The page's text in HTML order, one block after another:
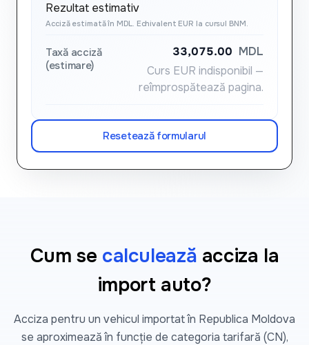
Rezultat estimativ
Acciză estimată în MDL. Echivalent EUR la cursul BNM.
Taxă acciză
(estimare)
33,075.00 MDL
Curs EUR indisponibil —
reîmprospătează pagina.
Resetează formularul
Cum se calculează acciza la
import auto?
Acciza pentru un vehicul importat în Republica Moldova
se aproximează în funcție de categoria tarifară (CN),